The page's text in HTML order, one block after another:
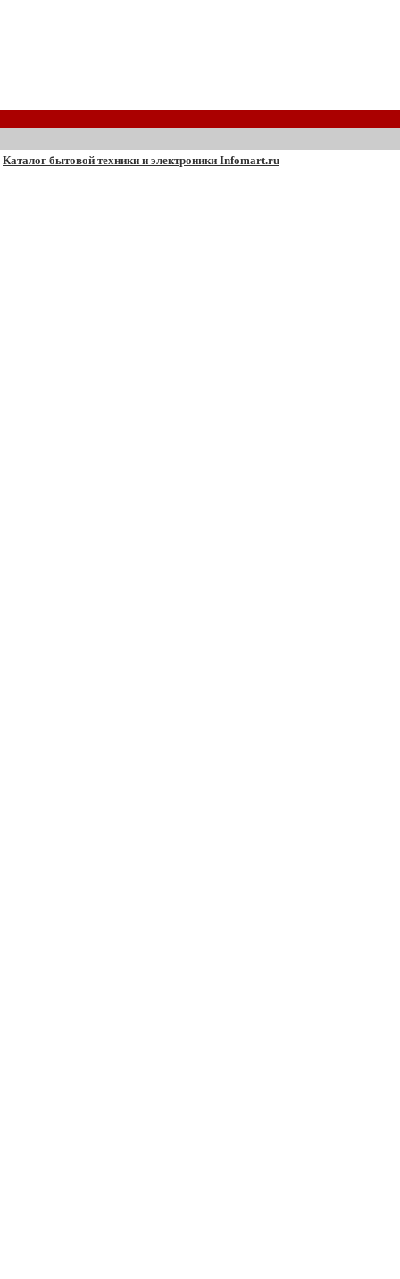
Каталог бытовой техники и электроники Infomart.ru